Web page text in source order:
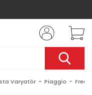
Varyatör Piaggio Free